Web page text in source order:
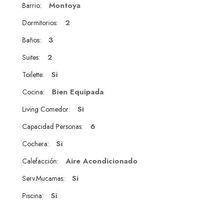
Barrio: Montoya
Dormitorios: 2
Baños: 3
Suites: 2
Toilette: Si
Cocina: Bien Equipada
Living Comedor: Si
Capacidad Personas: 6
Cochera: Si
Calefacción: Aire Acondicionado
Serv.Mucamas: Si
Piscina: Si